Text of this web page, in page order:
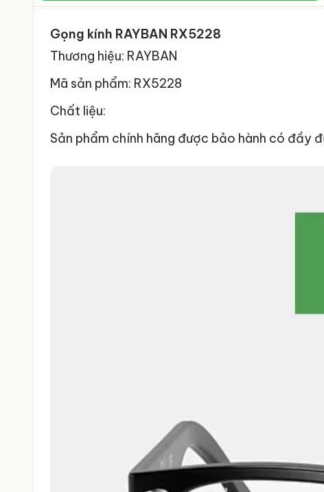
Gọng kính RAYBAN RX5228
Thương hiệu: RAYBAN
Mã sản phẩm: RX5228
Chất liệu:
Sản phẩm chính hãng được bảo hành có đầy